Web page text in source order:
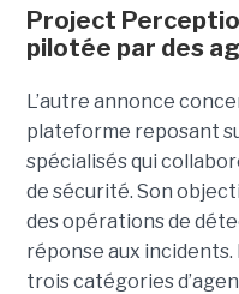
Project
pilotée par des
L’autre annonce
plateforme reposant
spécialisés qui
de sécurité. Son
des opérations de
réponse aux
trois catégories